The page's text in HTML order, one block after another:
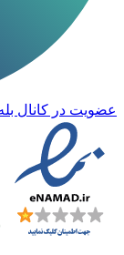
عضویت در کانال